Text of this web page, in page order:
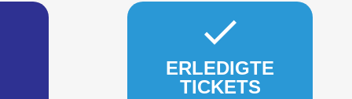
ERLEDIGTE
TICKETS